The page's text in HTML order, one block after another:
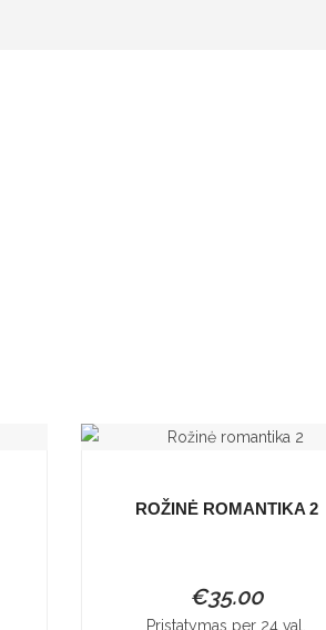
ROŽINĖ ROMANTIKA 2
€35.00
Pristatymas per 24 val.